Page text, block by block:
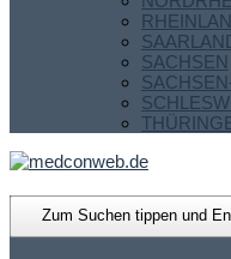
SACHSEN